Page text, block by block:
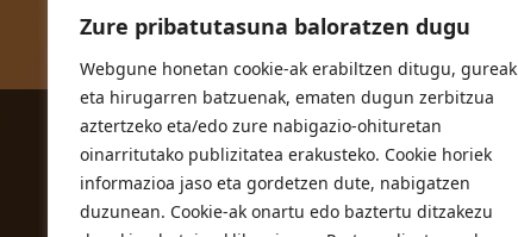
Zure pribatutasuna baloratzen dugu
Webgune honetan cookie-ak erabiltzen ditugu, gureak
eta hirugarren batzuenak, ematen dugun zerbitzua
aztertzeko eta/edo zure nabigazio-ohituretan
oinarritutako publizitatea erakusteko. Cookie horiek
informazioa jaso eta gordetzen dute, nabigatzen
duzunean. Cookie-ak onartu edo baztertu ditzakezu
ORIOKO UDALA
Herriko plaza,1
20810 Orio (Gipuzkoa)
T. 943 83 03 46